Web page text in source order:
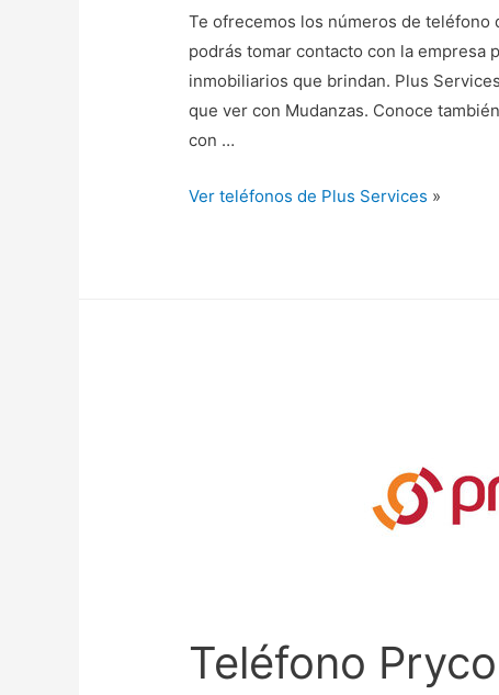
Te ofrecemos los números de
podrás tomar contacto con la empresa
inmobiliarios que brindan. Plus
que ver con Mudanzas. Conoce
con …
Ver teléfonos de Plus Services »
Teléfono